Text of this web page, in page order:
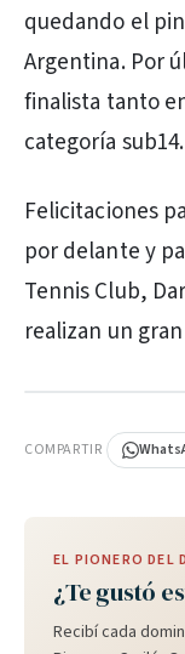
quedando el
Argentina. Por
finalista tanto
categoría sub14.
Felicitaciones
por delante y
Tennis Club,
realizan un
COMPARTIR
EL PIONERO DEL
¿Te gustó
Recibí cada